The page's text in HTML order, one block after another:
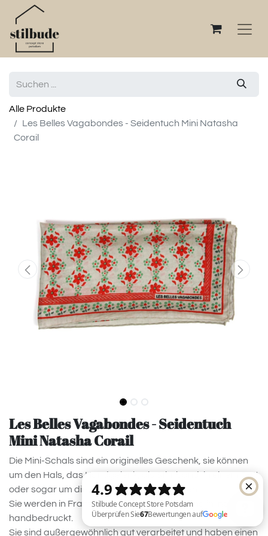
Alle Produkte
Les Belles Vagabondes - Seidentuch Mini Natasha
Corail
Les Belles Vagabondes - Seidentuch
Mini Natasha Corail
Die Mini-Schals sind ein originelles Geschenk, sie können
um den Hals, das Handgelenk, als Stirnband, in einem Dutt
oder sogar um die Tasche getragen werden...
Sie werden in Frankreich handgezeichnet und in Indien
handbedruckt.
Sie sind außergewöhnlich gut verarbeitet und haben einen